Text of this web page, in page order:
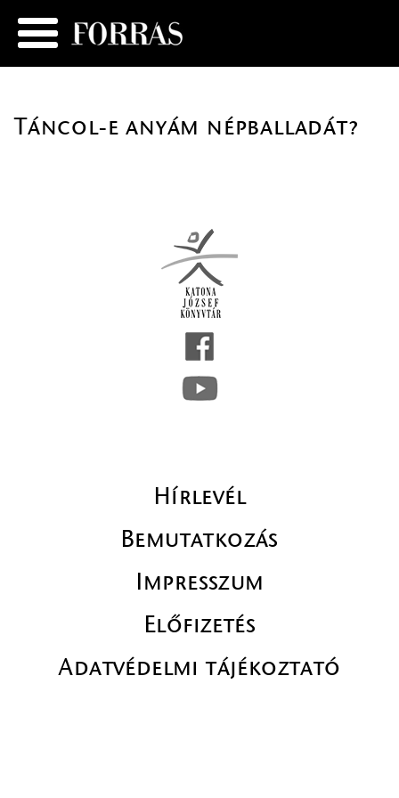
Táncol-e anyám népballadát?
Hírlevél
Bemutatkozás
Impresszum
Előfizetés
Adatvédelmi tájékoztató